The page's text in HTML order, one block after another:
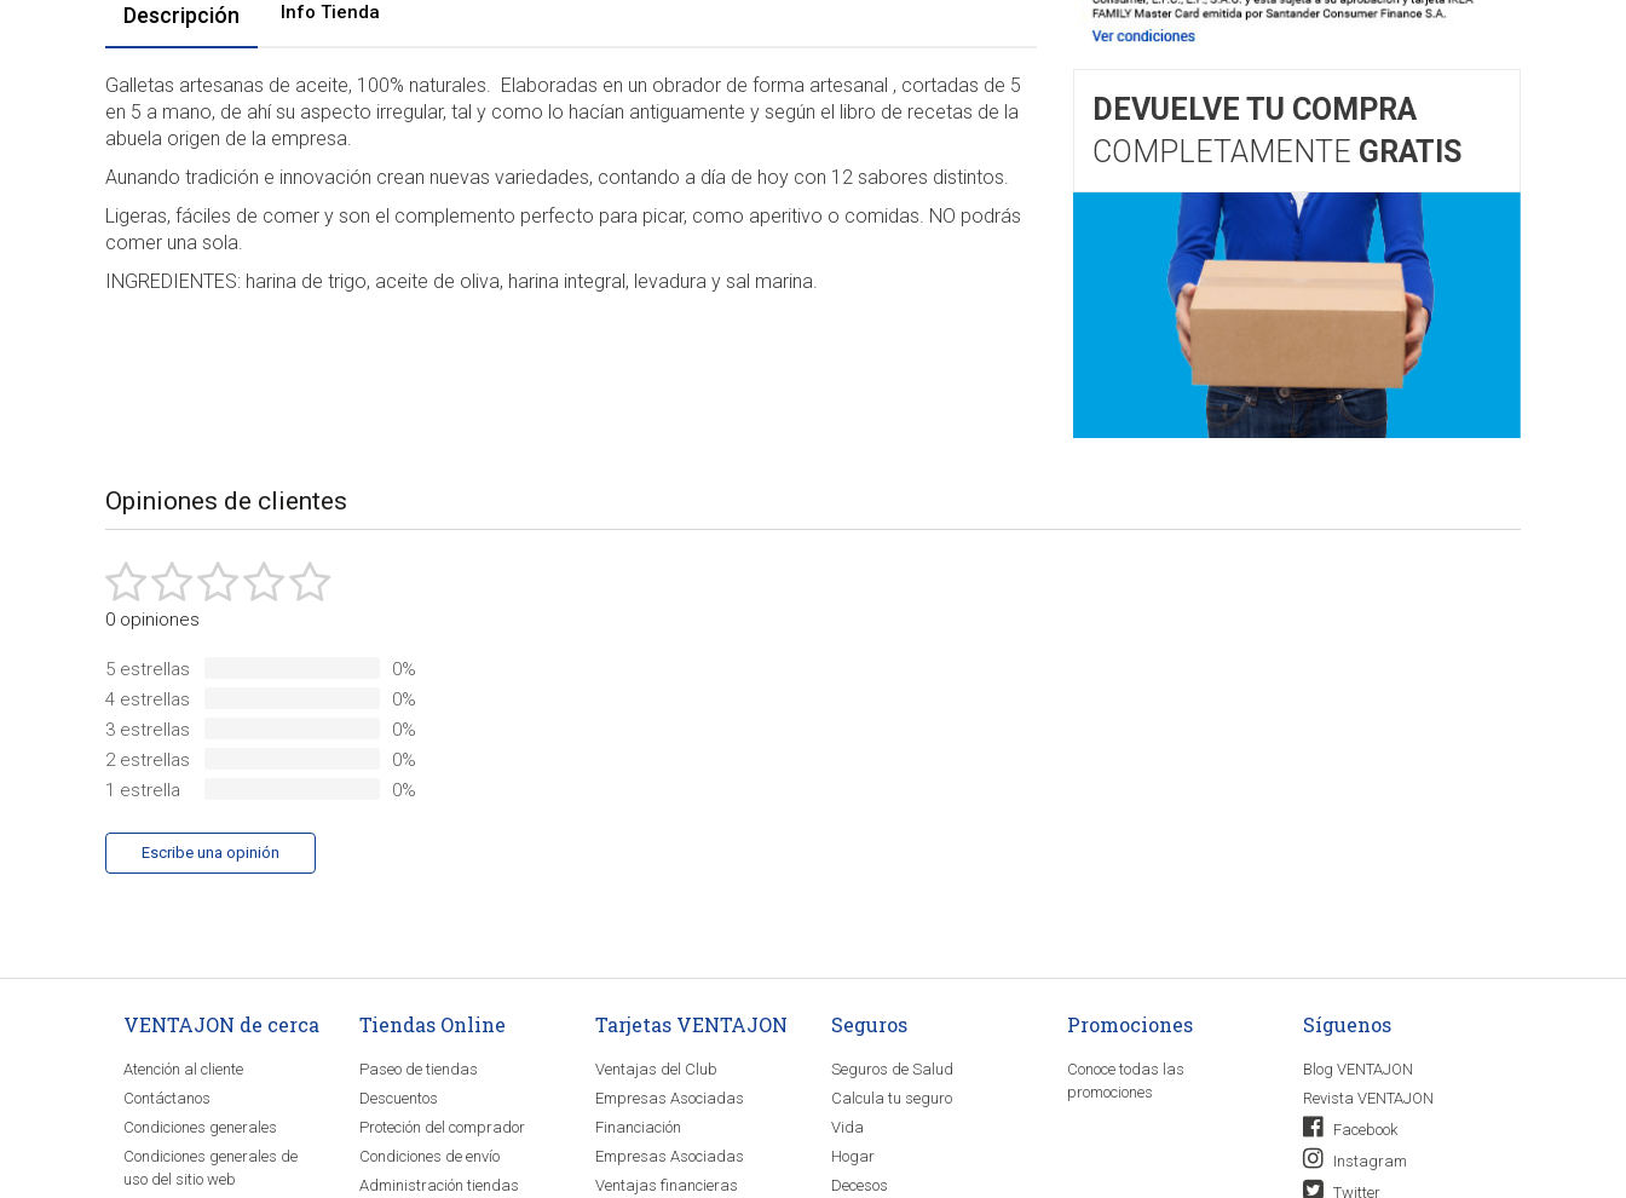
Descripción Info Tienda
Galletas artesanas de aceite, 100% naturales. Elaboradas en un obrador de forma artesanal , cortadas de 5
en 5 a mano, de ahí su aspecto irregular, tal y como lo hacían antiguamente y según el libro de recetas de la
abuela origen de la empresa.
Aunando tradición e innovación crean nuevas variedades, contando a día de hoy con 12 sabores distintos.
Ligeras, fáciles de comer y son el complemento perfecto para picar, como aperitivo o comidas. NO podrás
comer una sola.
INGREDIENTES: harina de trigo, aceite de oliva, harina integral, levadura y sal marina.
DEVUELVE TU COMPRA
COMPLETAMENTE GRATIS
Opiniones de clientes
0 opiniones
5 estrellas
0%
4 estrellas
0%
3 estrellas
0%
2 estrellas
0%
1 estrella
0%
Escribe una opinión
VENTAJON de cerca
Atención al cliente
Contáctanos
Condiciones generales
Condiciones generales de
uso del sitio web
Tiendas Online
Paseo de tiendas
Descuentos
Proteción del comprador
Condiciones de envío
Administración tiendas
Tarjetas VENTAJON
Ventajas del Club
Empresas Asociadas
Financiación
Empresas Asociadas
Ventajas financieras
Seguros
Seguros de Salud
Calcula tu seguro
Vida
Hogar
Decesos
Promociones
Conoce todas las
promociones
Síguenos
Blog VENTAJON
Revista VENTAJON
Facebook
Instagram
Twitter